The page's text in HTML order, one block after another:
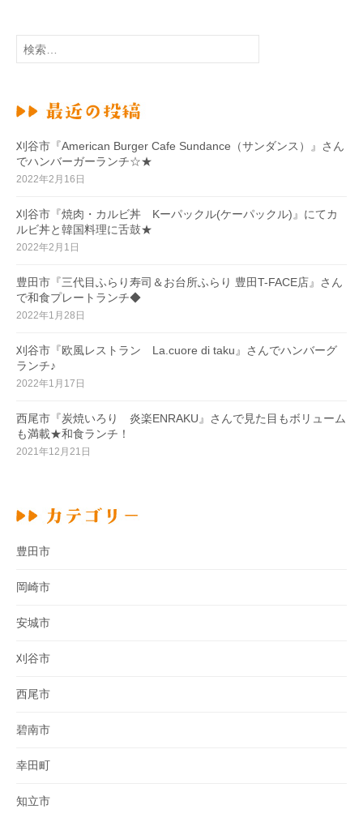
検
索
刈谷市『American Burger Cafe Sundance（サンダンス）』さん
でハンバーガーランチ☆★
2022年2月16日
刈谷市『焼肉・カルビ丼 Kーパックル(ケーパックル)』にてカ
ルビ丼と韓国料理に舌鼓★
2022年2月1日
豊田市『三代目ふらり寿司＆お台所ふらり 豊田T-FACE店』さん
で和食プレートランチ◆
2022年1月28日
刈谷市『欧風レストラン La.cuore di taku』さんでハンバーグ
ランチ♪
2022年1月17日
西尾市『炭焼いろり 炎楽ENRAKU』さんで見た目もボリューム
も満載★和食ランチ！
2021年12月21日
豊田市
岡崎市
安城市
刈谷市
西尾市
碧南市
幸田町
知立市